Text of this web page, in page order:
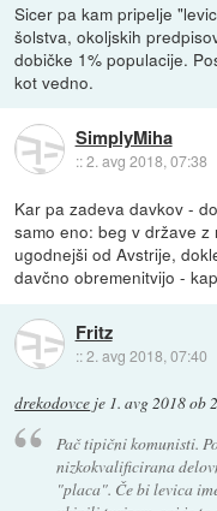
Sicer pa kam pripelje
šolstva, okoljskih
dobičke 1% populacije.
kot vedno.
SimplyMiha
::2. avg 2018, 07:38
Kar pa zadeva davkov -
samo eno: beg v države z
ugodnejši od Avstrije,
davčno obremenitvijo -
Fritz
::2. avg 2018, 07:40
drekodovce je 1. avg 2018 ob
Pač tipični komunisti.
nizkokvalificirana
"placa". Če bi levica